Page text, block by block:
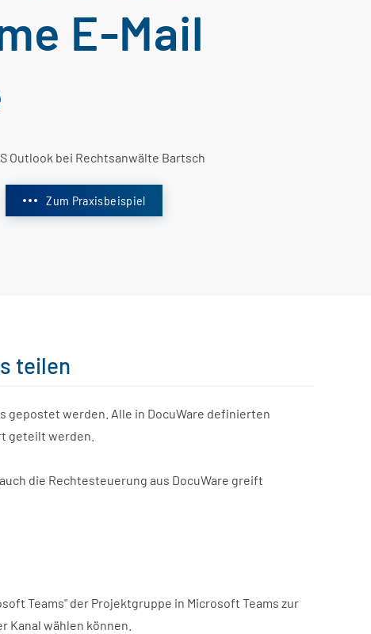
E-Mail
Outlook bei Rechtsanwälte Bartsch
Zum Praxisbeispiel
teilen
gepostet werden. Alle in DocuWare definierten
geteilt werden.
die Rechtesteuerung aus DocuWare greift
Teams" der Projektgruppe in Microsoft Teams zur
Kanal wählen können.